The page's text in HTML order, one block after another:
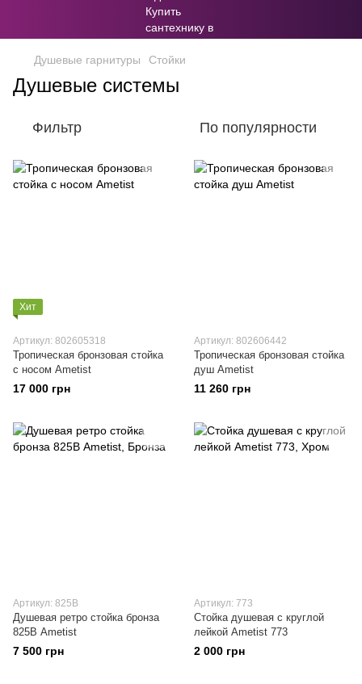
Душевые гарнитуры Стойки
Душевые системы
Фильтр По популярности
Хит
Артикул: 802605318
Тропическая бронзовая стойка
с носом Ametist
17 000 грн
Артикул: 802606442
Тропическая бронзовая стойка
душ Ametist
11 260 грн
Артикул: 825В
Душевая ретро стойка бронза
825В Ametist
7 500 грн
Артикул: 773
Стойка душевая с круглой
лейкой Ametist 773
2 000 грн